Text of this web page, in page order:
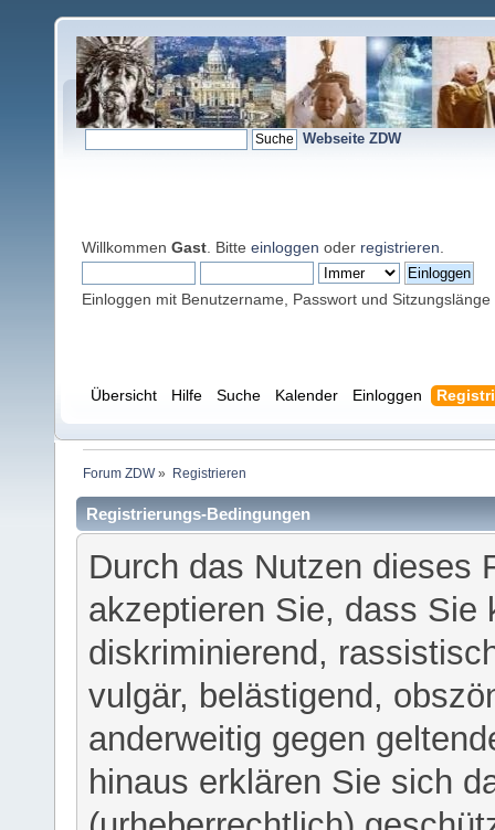
Webseite ZDW
Willkommen Gast . Bitte einloggen oder registrieren
Einloggen mit Benutzername, Passwort und Sitzungslänge
Übersicht Hilfe Suche Kalender Einloggen
Forum ZDW» Registrieren
Registrierungs-Bedingungen
Durch das Nutzen dieses
akzeptieren Sie, dass Sie
diskriminierend,
vulgär, belästigend,
anderweitig gegen
hinaus erklären Sie sich